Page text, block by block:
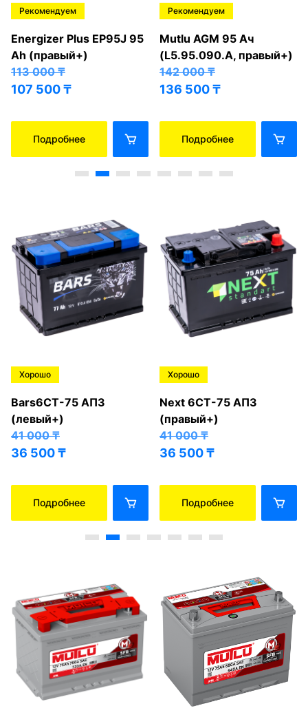
Рекомендуем
Energizer Plus EP95J 95
Ah (правый+)
113 000₸
107 500₸
Подробнее
Рекомендуем
Mutlu AGM 95 Ач
(L5.95.090.A, правый+)
142 000₸
136 500₸
Подробнее
Хорошо
Bars6СТ-75 АПЗ
(левый+)
41 000₸
36 500₸
Подробнее
Хорошо
Next 6СТ-75 АПЗ
(правый+)
41 000₸
36 500₸
Подробнее